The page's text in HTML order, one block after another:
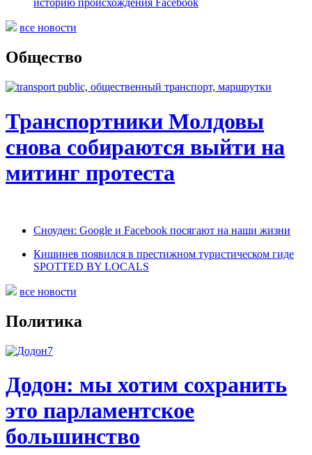
историю происхождения Facebook
все новости
Общество
Транспортники Молдовы
снова собираются выйти на
митинг протеста
Сноуден: Google и Facebook посягают на наши жизни
Кишинев появился в престижном туристическом гиде
SPOTTED BY LOCALS
все новости
Политика
Додон: мы хотим сохранить
это парламентское
большинство